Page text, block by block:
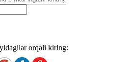
orqali kiring: